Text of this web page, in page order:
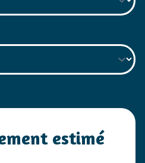
estimé